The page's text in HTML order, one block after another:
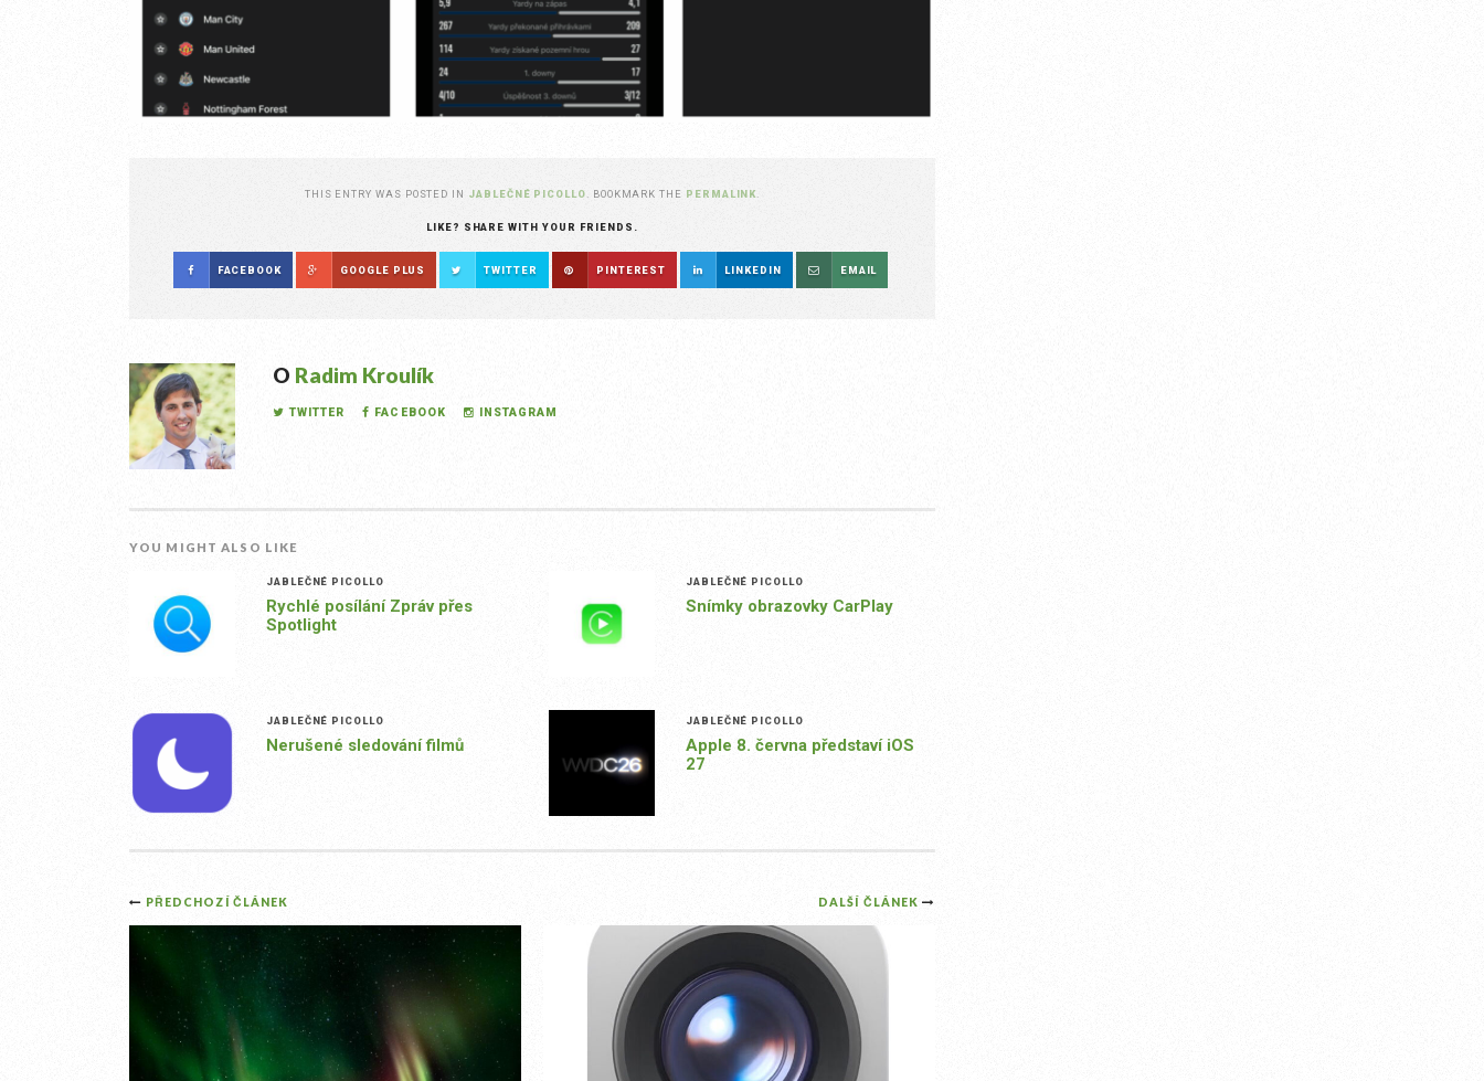
THIS ENTRY WAS POSTED IN JABLEČNÉ PICOLLO. BOOKMARK THE PERMALINK.
LIKE? SHARE WITH YOUR FRIENDS.
FACEBOOK GOOGLE PLUS TWITTER PINTEREST LINKEDIN EMAIL
O Radim Kroulík
TWITTER FACEBOOK INSTAGRAM
YOU MIGHT ALSO LIKE
JABLEČNÉ PICOLLO
Rychlé posílání Zpráv přes
Spotlight
JABLEČNÉ PICOLLO
Snímky obrazovky CarPlay
JABLEČNÉ PICOLLO
Nerušené sledování filmů
JABLEČNÉ PICOLLO
Apple 8. června představí iOS
27
Post
navigation
DALŠÍ ČLÁNEK
PŘEDCHOZÍ ČLÁNEK